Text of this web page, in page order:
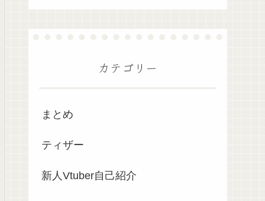
カテゴリー
まとめ
ティザー
新人Vtuber自己紹介